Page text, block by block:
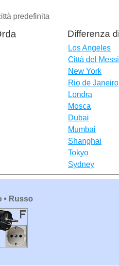
predefinita
Differenza
Los Angeles
Città del
New York
Rio de Janeiro
Londra
Mosca
Dubai
Mumbai
Shanghai
Tokyo
Sydney
• Russo